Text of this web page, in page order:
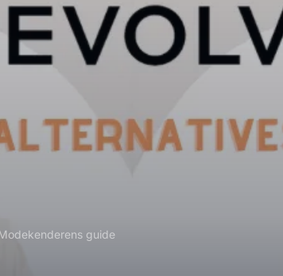
guide